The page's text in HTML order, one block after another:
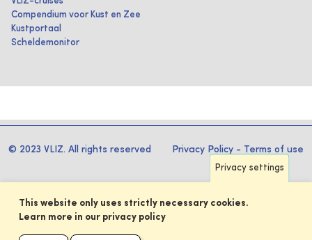
Compendium voor Kust en Zee
Kustportaal
Scheldemonitor
© 2023 VLIZ. All rights reserved Privacy Policy - Terms of use
Privacy settings
This website only uses strictly necessary cookies.
Learn more in our privacy policy